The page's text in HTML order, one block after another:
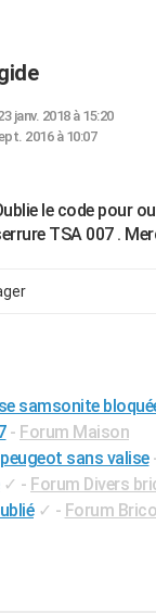
janv. 2018 à 15:20
2016 à 10:07
le code pour
TSA 007 .
samsonite
- Forum Maison
sans valise
✓ - Forum Divers
✓ - Forum